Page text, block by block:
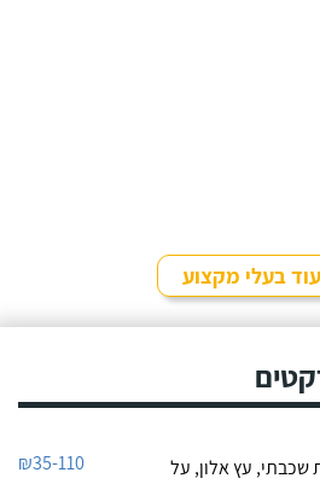
בעלי מקצוע
עץ אלון, על
₪35-110